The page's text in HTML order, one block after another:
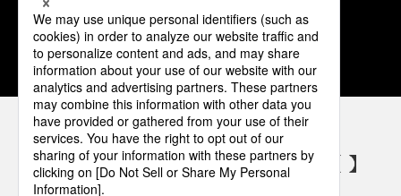
1 2 3 4 5
パナソニックの電気設備 SNSアカウント